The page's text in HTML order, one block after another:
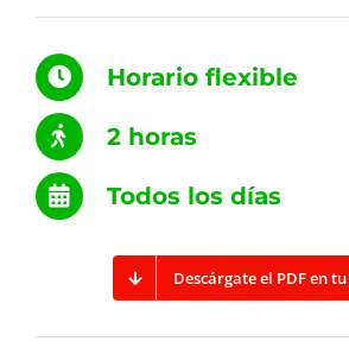
Horario flexible
2 horas
Todos los días
Descárgate el PDF en